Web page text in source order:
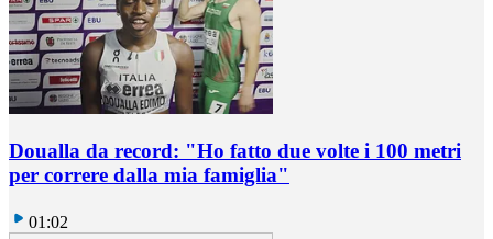
Doualla da record: "Ho fatto due volte i 100 metri
per correre dalla mia famiglia"
01:02